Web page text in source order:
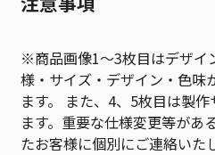
※商品画像1～3枚目はデザイ
様・サイズ・デザイン・色味
ます。 また、4、5枚目は製
ます。重要な仕様変更等があ
たお客様に個別にご連絡いた